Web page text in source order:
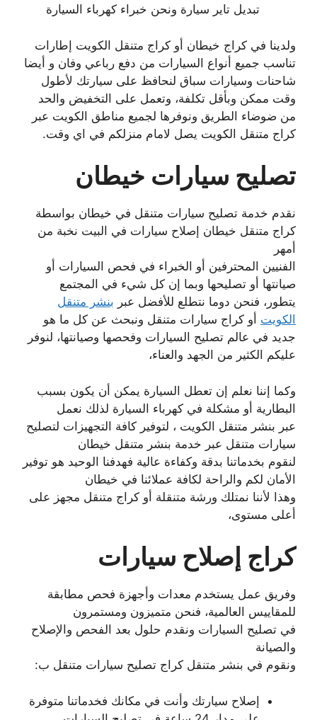
تبديل تاير سيارة ونحن خبراء كهرباء السيارة
ولدينا في كراج خيطان أو كراج متنقل الكويت إطارات
تناسب جميع أنواع السيارات من دفع رباعي وفان و أيضا
شاحنات وسيارات سباق لنحافظ على سيارتك لأطول
وقت ممكن وبأقل تكلفة، وتعمل على التخفيض والحد
من ضوضاء الطريق ونوفرها لجميع مناطق الكويت عبر
كراج متنقل الكويت يصل لامام منزلكم في اي وقت.
تصليح سيارات خيطان
نقدم خدمة تصليح سيارات متنقل في خيطان بواسطة
كراج متنقل خيطان إصلاح سيارات في البيت نخبة من
أمهر
الفنيين المحترفين أو الخبراء في فحص السيارات أو
صيانتها أو تصليحها وبما إن كل شيء في المجتمع
يتطور، فنحن دوما نتطلع للأفضل عبر بنشر متنقل
الكويت أو كراج سيارات متنقل ونبحث عن كل ما هو
جديد في عالم تصليح السيارات وفحصها وصيانتها، لنوفر
عليكم الكثير من الجهد والعناء،
وكما إننا نعلم إن تعطل السيارة يمكن أن يكون بسبب
البطارية أو مشكلة في كهرباء السيارة لذلك نعمل
عبر بنشر متنقل الكويت ، لتوفير كافة التجهيزات لتصليح
سيارات متنقل عبر خدمة بنشر متنقل خيطان
لنقوم بخدماتنا بدقة وكفاءة عالية فهدفنا الوحيد هو توفير
الأمان لكم والراحة لكافة عملائنا في خيطان
وهذا لأننا نمتلك ورشة متنقلة أو كراج متنقل مجهز على
أعلى مستوى،
كراج إصلاح سيارات
وفريق عمل يستخدم معدات وأجهزة فحص مطابقة
للمقاييس العالمية، فنحن متميزون ومستمرون
في تصليح السيارات ونقدم حلول بعد الفحص والإصلاح
والصيانة
ونقوم في بنشر متنقل كراج تصليح سيارات متنقل ب:
إصلاح سيارتك وأنت في مكانك فخدماتنا متوفرة